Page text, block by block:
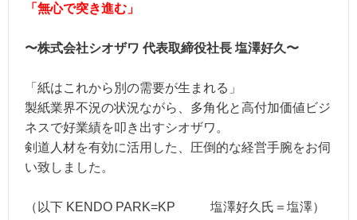
「無心で突き進む」
〜株式会社シオザワ 代表取締役社長 塩澤好久〜
「紙はこれから別の需要が生まれる」
製紙業界不況の状況ながら、多角化と高付加価値ビジ
ネスで好業績を叩き出すシオザワ。
剣道人材を有効に活用した、圧倒的な経営手腕をお伺
い致しました。
（以下 KENDO PARK=KP 塩澤好久氏＝塩澤）